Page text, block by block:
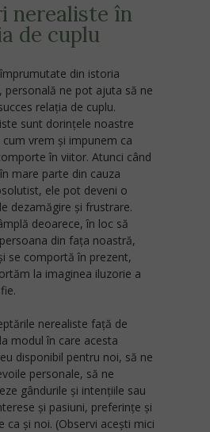
nerealiste în
de cuplu
din istoria
personală ne pot ajuta să ne
relația de cuplu.
sunt dorințele noastre
vrem şi impunem ca
în viitor. Atunci când
mare parte din cauza
ele pot deveni o
dezamăgire și frustrare.
deoarece, în loc să
din fața noastră,
se comportă în prezent,
la imaginea iluzorie a
nerealiste față de
modul în care acesta
disponibil pentru noi, să ne
personale, să ne
gândurile și intențiile sau
și pasiuni, preferințe și
ca și noi. (Observi acești mici